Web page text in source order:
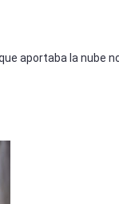
aportaba la nube